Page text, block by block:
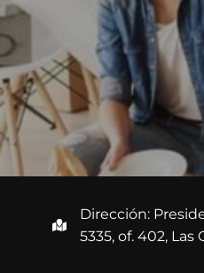
Dirección:
5335, of. 402, Las